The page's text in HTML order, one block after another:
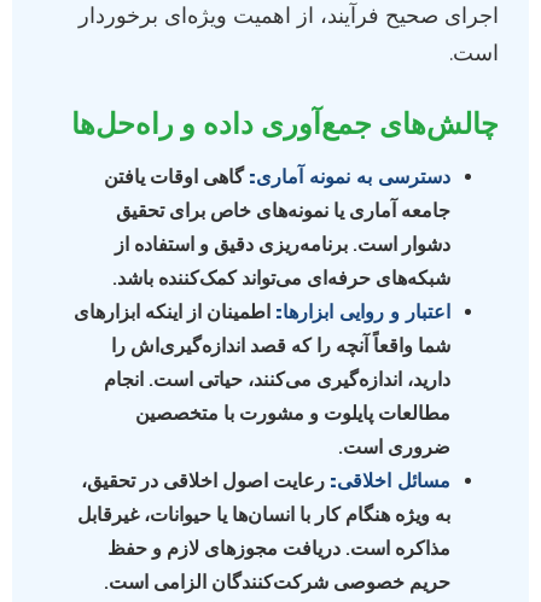
اجرای صحیح فرآیند، از اهمیت ویژه‌ای برخوردار
است.
چالش‌های جمع‌آوری داده و راه‌حل‌ها
دسترسی به نمونه آماری: گاهی اوقات یافتن
جامعه آماری یا نمونه‌های خاص برای تحقیق
دشوار است. برنامه‌ریزی دقیق و استفاده از
شبکه‌های حرفه‌ای می‌تواند کمک‌کننده باشد.
اعتبار و روایی ابزارها: اطمینان از اینکه ابزارهای
شما واقعاً آنچه را که قصد اندازه‌گیری‌اش را
دارید، اندازه‌گیری می‌کنند، حیاتی است. انجام
مطالعات پایلوت و مشورت با متخصصین
ضروری است.
مسائل اخلاقی: رعایت اصول اخلاقی در تحقیق،
به ویژه هنگام کار با انسان‌ها یا حیوانات، غیرقابل
مذاکره است. دریافت مجوزهای لازم و حفظ
حریم خصوصی شرکت‌کنندگان الزامی است.